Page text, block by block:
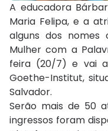
A educadora
Maria Felipa, e a
alguns dos nomes
Mulher com a
feira (20/7) e vai
Goethe-Institut,
Salvador.
Serão mais de 50
ingressos foram